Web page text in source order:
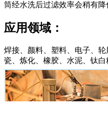
筒经水洗后过滤效率会稍有降
应用领域：
焊接、颜料、塑料、电子、
瓷、炼化、橡胶、水泥、钛白